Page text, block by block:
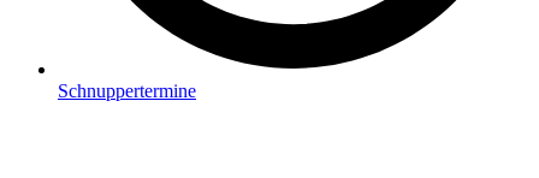
Schnuppertermine